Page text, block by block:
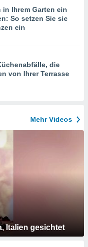
Ihrem Garten ein
So setzen Sie sie
ein
die
von Ihrer Terrasse
Mehr Videos
Italien gesichtet